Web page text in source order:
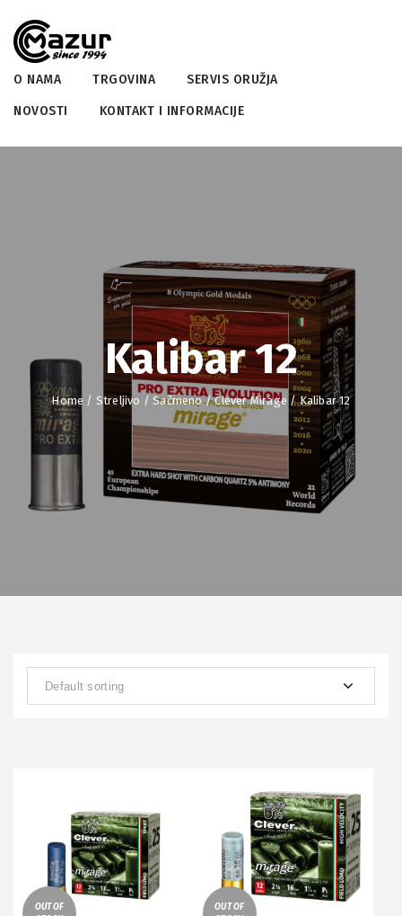
O NAMA TRGOVINA SERVIS ORUŽJA
NOVOSTI KONTAKT I INFORMACIJE
Kalibar 12
Home / Streljivo /Sačmeno/Clever Mirage / Kalibar 12
OUT OF
OUT OF